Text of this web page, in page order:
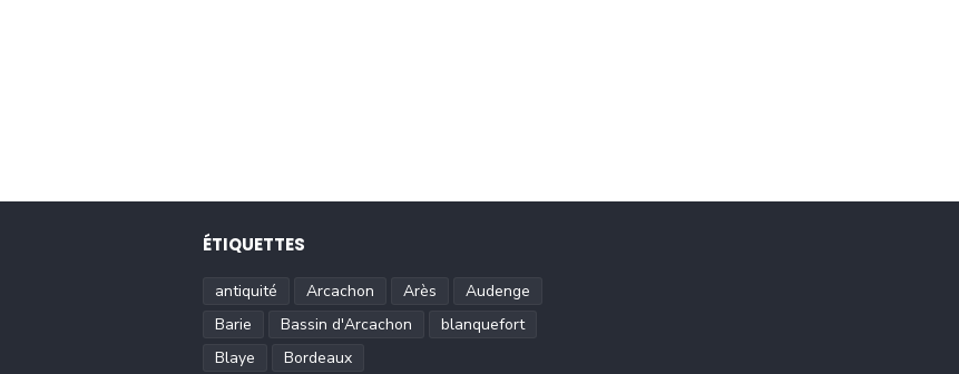
ÉTIQUETTES
antiquité Arcachon Arès
Audenge
Barie
Bassin d'Arcachon
blanquefort
Blaye
Bordeaux